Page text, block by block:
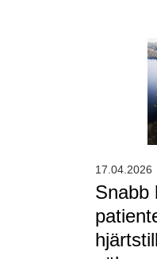
Snabb
17.04.2026